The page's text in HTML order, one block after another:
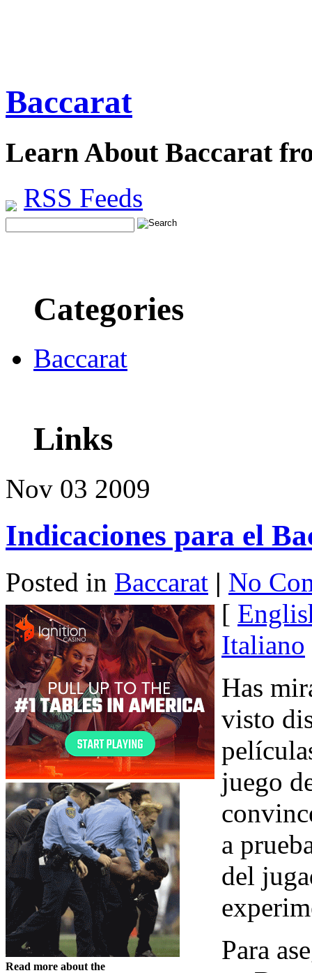
Baccarat
Learn About Baccarat
RSS Feeds
Categories
Baccarat
Links
Nov 03 2009
Indicaciones para el
Posted in Baccarat | No
Read more about the
[
Italiano
Has
visto
juego
a
del
Para